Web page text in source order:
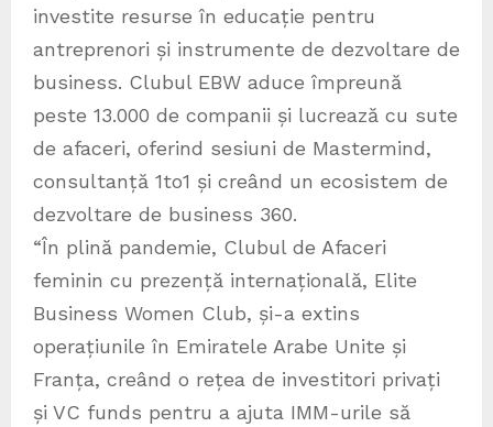
investite resurse în educație pentru
antreprenori și instrumente de dezvoltare de
business. Clubul EBW aduce împreună
peste 13.000 de companii și lucrează cu sute
de afaceri, oferind sesiuni de Mastermind,
consultanță 1to1 și creând un ecosistem de
dezvoltare de business 360.
“În plină pandemie, Clubul de Afaceri
feminin cu prezență internațională, Elite
Business Women Club, și-a extins
operațiunile în Emiratele Arabe Unite și
Franța, creând o rețea de investitori privați
și VC funds pentru a ajuta IMM-urile să